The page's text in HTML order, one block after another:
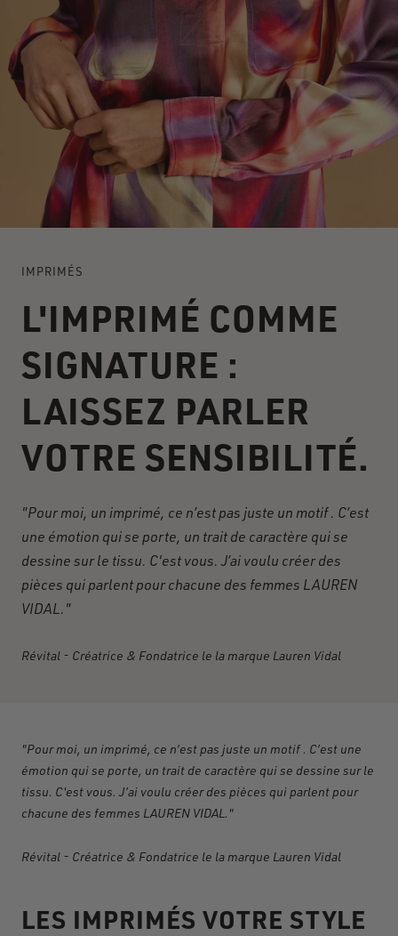
IMPRIMÉS
L'IMPRIMÉ COMME
SIGNATURE :
LAISSEZ PARLER
VOTRE SENSIBILITÉ.
"Pour moi, un imprimé, ce n’est pas juste un motif . C’est
une émotion qui se porte, un trait de caractère qui se
dessine sur le tissu. C'est vous.J’ai voulu créer des
pièces qui parlent pour chacune des femmes LAUREN
VIDAL."
Révital - Créatrice & Fondatrice le la marque Lauren Vidal
"Pour moi, un imprimé, ce n’est pas juste un motif . C’est une
émotion qui se porte, un trait de caractère qui se dessine sur le
tissu. C'est vous. J’ai voulu créer des pièces qui parlent pour
chacune des femmes LAUREN VIDAL."
Révital - Créatrice & Fondatrice le la marque Lauren Vidal
LES IMPRIMÉS VOTRE STYLE